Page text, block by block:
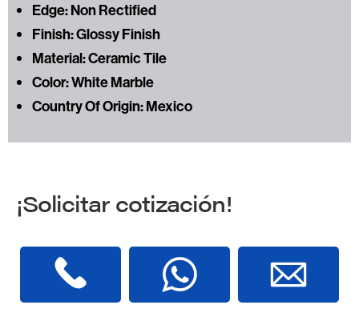
Edge: Non Rectified
Finish: Glossy Finish
Material: Ceramic Tile
Color: White Marble
Country Of Origin: Mexico
¡Solicitar cotización!